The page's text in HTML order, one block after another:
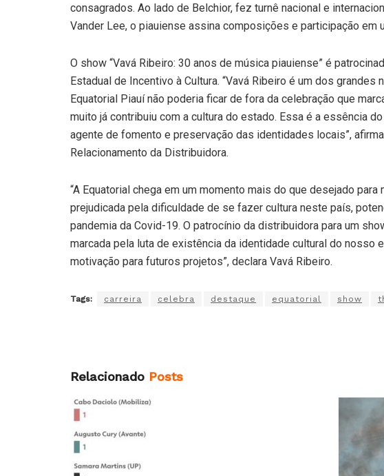
consagrados. Ao lado de Belchior, fez turnê nacional e
Vander Lee, o piauiense assina composições e participação em
O show “Vavá Ribeiro: 30 anos de música piauiense” é
Estadual de Incentivo à Cultura. “Vavá Ribeiro é um dos grandes
Equatorial Piauí não poderia ficar de fora da celebração que
muito já contribuiu com a cultura do estado. Essa é a essência
agente de fomento e preservação das identidades locais”,
Relacionamento da Distribuidora.
“A Equatorial chega em um momento mais do que desejado
prejudicada pela dificuldade de se fazer cultura neste país,
pandemia da Covid-19. O patrocínio da distribuidora para um
marcada pela luta de existência da identidade cultural do nosso
motivação para futuros projetos”, declara Vavá Ribeiro.
Tags: carreira celebra destaque equatorial show
Relacionado Posts